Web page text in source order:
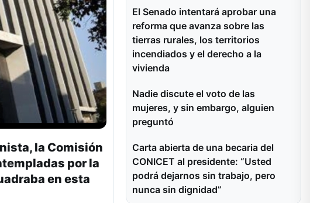
la Comisión
por la
en esta
El Senado intentará aprobar una
reforma que avanza sobre las
tierras rurales, los territorios
incendiados y el derecho a la
vivienda
Nadie discute el voto de las
mujeres, y sin embargo, alguien
preguntó
Carta abierta de una becaria del
CONICET al presidente: “Usted
podrá dejarnos sin trabajo, pero
nunca sin dignidad”